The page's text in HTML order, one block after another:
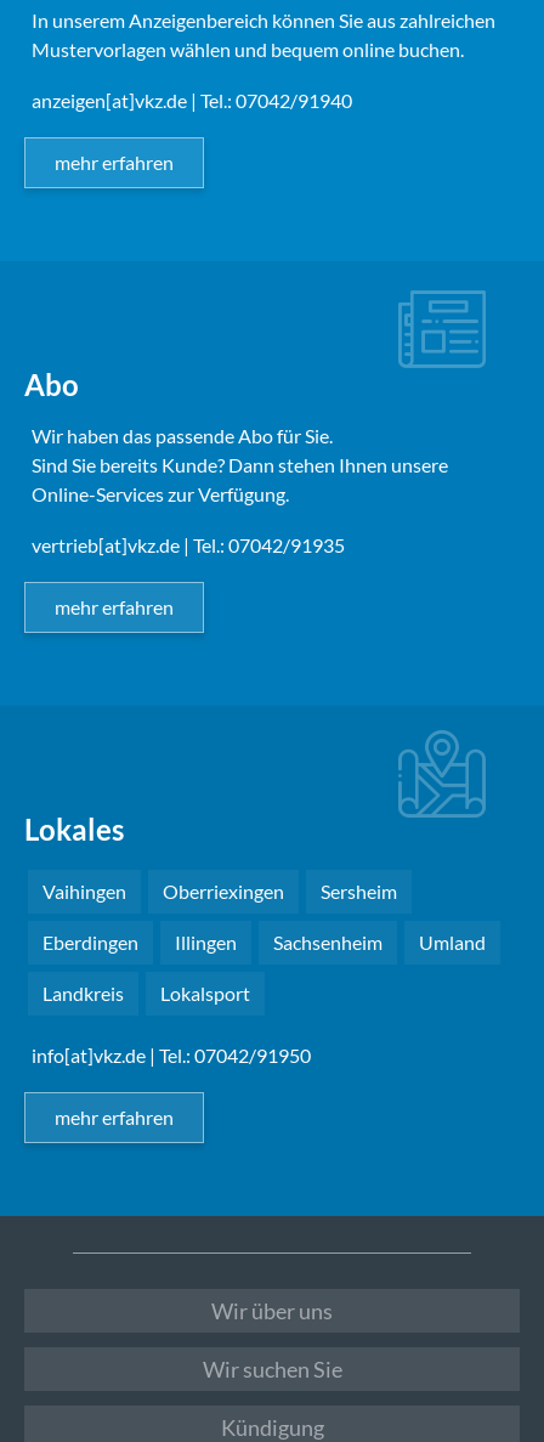
In unserem Anzeigenbereich können Sie aus zahlreichen
Mustervorlagen wählen und bequem online buchen.
anzeigen[at]vkz.de | Tel.: 07042/91940
mehr erfahren
Abo
Wir haben das passende Abo für Sie.
Sind Sie bereits Kunde? Dann stehen Ihnen unsere
Online-Services zur Verfügung.
vertrieb[at]vkz.de | Tel.: 07042/91935
mehr erfahren
Lokales
Vaihingen Oberriexingen Sersheim
Eberdingen Illingen Sachsenheim Umland
Landkreis Lokalsport
info[at]vkz.de | Tel.: 07042/91950
mehr erfahren
Wir über uns
Wir suchen Sie
Kündigung